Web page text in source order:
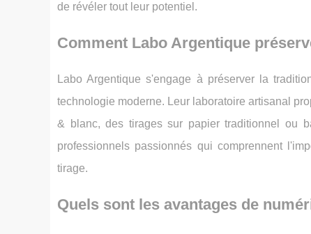
de révéler tout leur potentiel.
Comment Labo Argentique
Labo Argentique s'engage à préserver la
technologie moderne. Leur laboratoire artisanal
& blanc, des tirages sur papier traditionnel ou
professionnels passionnés qui comprennent
tirage.
Quels sont les avantages de